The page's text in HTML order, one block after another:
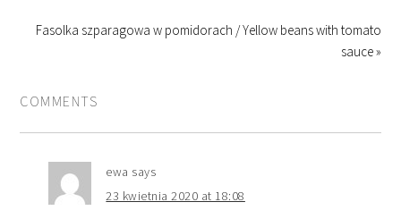
Fasolka szparagowa w pomidorach / Yellow beans with tomato
sauce »
COMMENTS
ewa says
23 kwietnia 2020 at 18:08